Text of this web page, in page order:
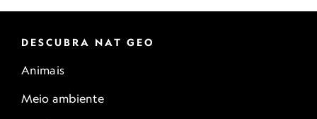
DESCUBRA NAT GEO
Animais
Meio ambiente